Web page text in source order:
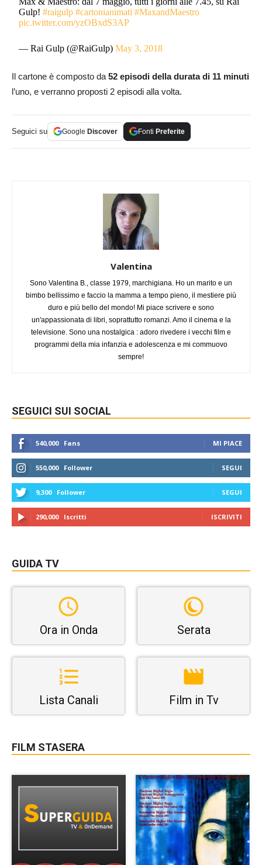
Gulp!#raigulp #cartonianimati #MaxandMaestro
pic.twitter.com/yzOBxdS3AP
— Rai Gulp (@RaiGulp)May 3, 2018
Il cartone è composto da 52 episodi della durata di 11 minuti
l’uno, e verranno proposti 2 episodi alla volta.
Seguici su Google Discover Fonti Preferite
Valentina
Sono Valentina B., classe 1979, marchigiana. Ho un marito e un
bimbo bellissimo e faccio la mamma a tempo pieno, il mestiere più
duro e più bello del mondo! Mi piace scrivere e sono
un'appassionata di libri, soprattutto romanzi. Amo il cinema e la
televisione. Sono una nostalgica : adoro rivedere i vecchi film e
programmi della mia infanzia e adolescenza e mi commuovo
sempre!
SEGUICI SUI SOCIAL
540,000 Fans MI PIACE
550,000 Follower SEGUI
9,300 Follower SEGUI
290,000 Iscritti ISCRIVITI
GUIDA TV
Ora in Onda Serata
Lista Canali Film in Tv
FILM STASERA